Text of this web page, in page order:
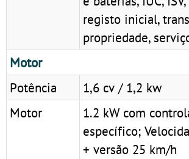
registo inicial,
propriedade,
Motor
Potência
1,6 cv / 1,2 kw
Motor
1.2 kW com
específico;
+ versão 25 km/h